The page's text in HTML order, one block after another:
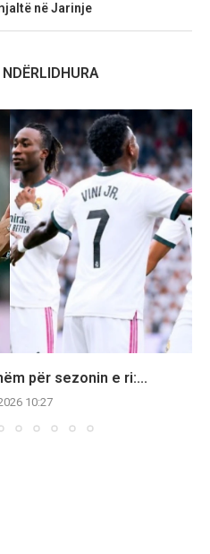
në Jarinje
për sezonin e ri:...
10:27